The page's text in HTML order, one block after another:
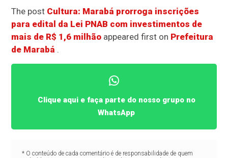
The post Cultura: Marabá prorroga inscrições
para edital da Lei PNAB com investimentos de
mais de R$ 1,6 milhão appeared first on Prefeitura
de Marabá .
Clique aqui e faça parte do nosso grupo no
WhatsApp
* O conteúdo de cada comentário é de responsabilidade de quem